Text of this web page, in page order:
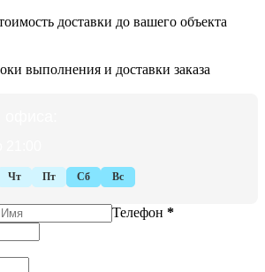
Телефон *
доставки до вашего объекта
выполнения и доставки заказа
Чт Пт Сб Вс